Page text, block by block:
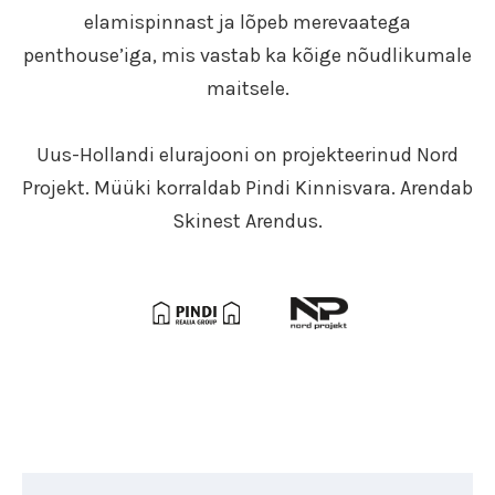
elamispinnast ja lõpeb merevaatega
penthouse’iga, mis vastab ka kõige nõudlikumale
maitsele.
Uus-Hollandi elurajooni on projekteerinud Nord
Projekt. Müüki korraldab Pindi Kinnisvara. Arendab
Skinest Arendus.